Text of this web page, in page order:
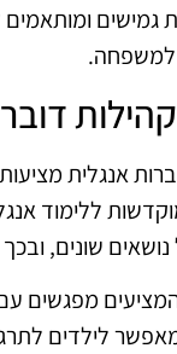
גמישים
למשפחה.
אנגלית
ללימוד
נושאים שונים,
מפגשים
לילדים